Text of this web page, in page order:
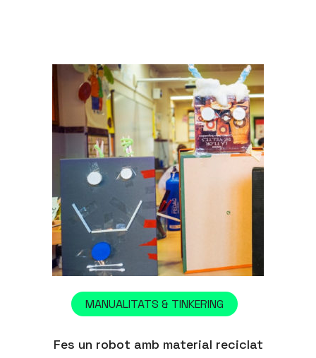
MANUALITATS & TINKERING
Fes un robot amb material reciclat